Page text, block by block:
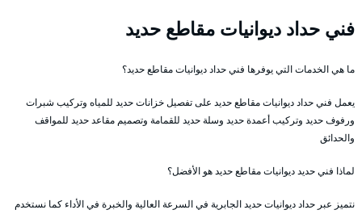
فني حداد ديوانيات مقاطع حديد
ما هي الخدمات التي يوفرها فني حداد ديوانيات مقاطع حديد؟
يعمل فني حداد ديوانيات مقاطع حديد على تفصيل خزانات حديد للمياه وتركيب شبرات
ورفوف حديد وتركيب أعمدة حديد وسلة حديد للقمامة وتصميم مقاعد حديد للمواقف
والحدائق
لماذا فني حديد ديوانيات مقاطع حديد هو الأفضل؟
نتميز عبر حداد ديوانيات حديد الجابرية في السرعة العالية والخبرة في الأداء كما نستخدم